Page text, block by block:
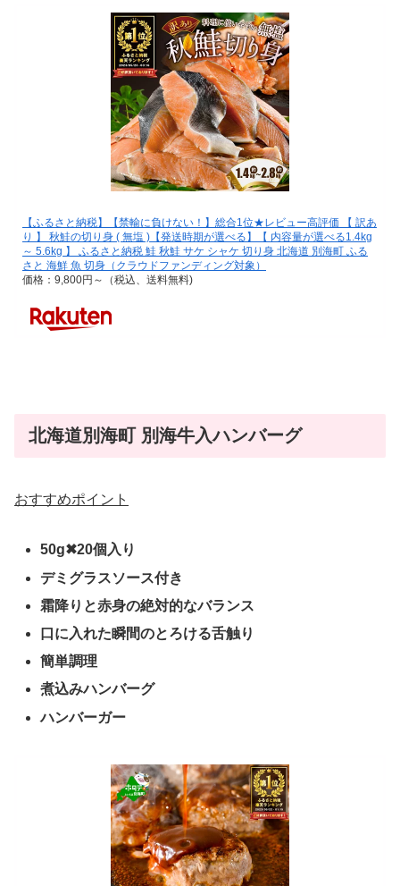
【ふるさと納税】【禁輸に負けない！】総合1位★レビュー高評価 【 訳あ
り 】 秋鮭の切り身 ( 無塩 )【発送時期が選べる】【 内容量が選べる1.4kg
～ 5.6kg 】 ふるさと納税 鮭 秋鮭 サケ シャケ 切り身 北海道 別海町 ふる
さと 海鮮 魚 切身（クラウドファンディング対象）
価格：9,800円～（税込、送料無料)
北海道別海町 別海牛入ハンバーグ
おすすめポイント
50g✖20個入り
デミグラスソース付き
霜降りと赤身の絶対的なバランス
口に入れた瞬間のとろける舌触り
簡単調理
煮込みハンバーグ
ハンバーガー